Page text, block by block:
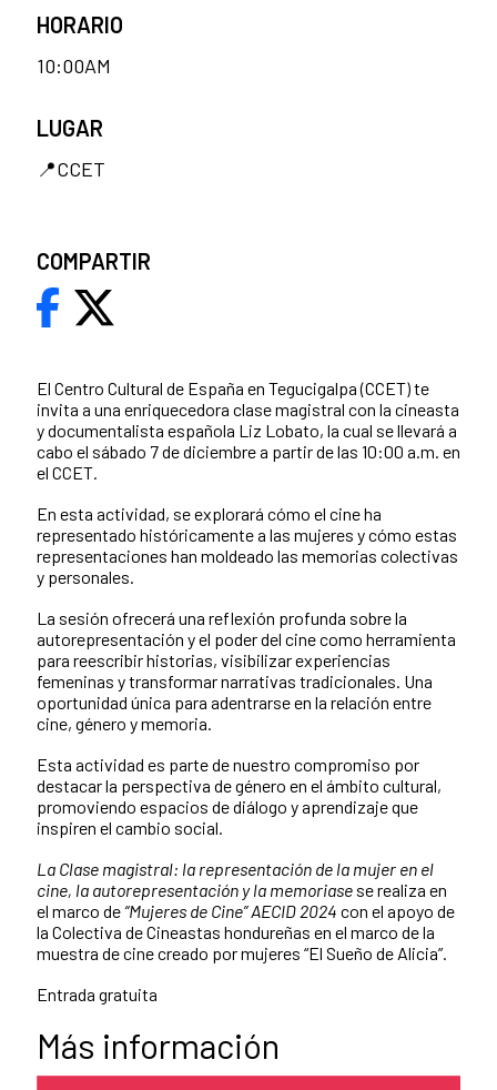
El Centro Cultural de España en Tegucigalpa (CCET) te
invita a una enriquecedora clase magistral con la cineasta
y documentalista española Liz Lobato, la cual se llevará a
cabo el sábado 7 de diciembre a partir de las 10:00 a.m. en
el CCET.
En esta actividad, se explorará cómo el cine ha
representado históricamente a las mujeres y cómo estas
representaciones han moldeado las memorias colectivas
y personales.
La sesión ofrecerá una reflexión profunda sobre la
autorepresentación y el poder del cine como herramienta
para reescribir historias, visibilizar experiencias
femeninas y transformar narrativas tradicionales. Una
oportunidad única para adentrarse en la relación entre
cine, género y memoria.
Esta actividad es parte de nuestro compromiso por
destacar la perspectiva de género en el ámbito cultural,
promoviendo espacios de diálogo y aprendizaje que
inspiren el cambio social.
La Clase magistral: la representación de la mujer en el
cine, la autorepresentación y la memoriase se realiza en
el marco de“Mujeres de Cine” AECID 2024 con el apoyo de
la Colectiva de Cineastas hondureñas en el marco de la
muestra de cine creado por mujeres “El Sueño de Alicia”.
Entrada gratuita
Más información
HORARIO
10:00AM
LUGAR
📍CCET
COMPARTIR